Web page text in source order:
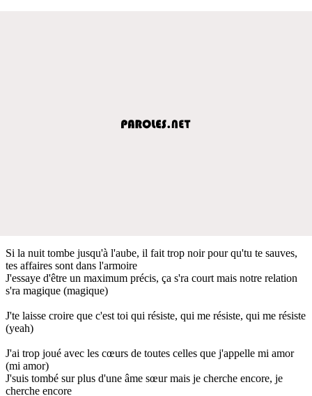
Si la nuit tombe jusqu'à l'aube, il fait trop noir pour qu'tu te sauves,
tes affaires sont dans l'armoire
J'essaye d'être un maximum précis, ça s'ra court mais notre relation
s'ra magique (magique)
J'te laisse croire que c'est toi qui résiste, qui me résiste, qui me résiste
(yeah)
J'ai trop joué avec les cœurs de toutes celles que j'appelle mi amor
(mi amor)
J'suis tombé sur plus d'une âme sœur mais je cherche encore, je
cherche encore